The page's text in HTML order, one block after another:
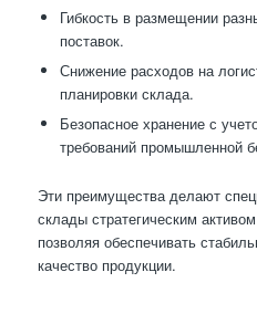
Гибкость в размещении
поставок.
Снижение расходов на
планировки склада.
Безопасное хранение с
требований промышленной
Эти преимущества делают
склады стратегическим
позволяя обеспечивать
качество продукции.